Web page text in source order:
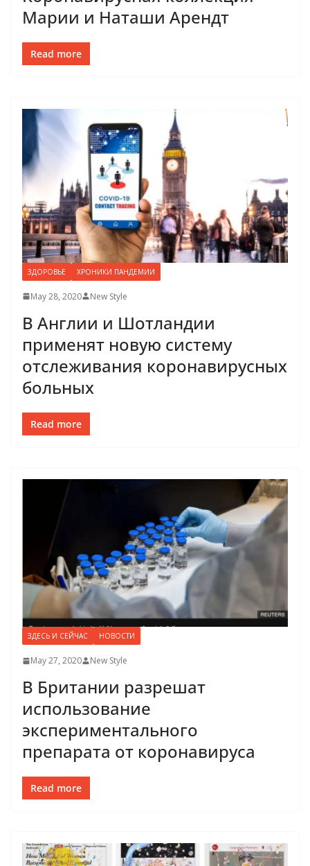
Марии и Наташи Арендт
Read more
ЗДОРОВЬЕ ХРОНИКИ ПАНДЕМИИ
May 28, 2020 New Style
В Англии и Шотландии
применят новую систему
отслеживания коронавирусных
больных
Read more
ЗДЕСЬ И СЕЙЧАС НОВОСТИ
May 27, 2020 New Style
В Британии разрешат
использование
экспериментального
препарата от коронавируса
Read more